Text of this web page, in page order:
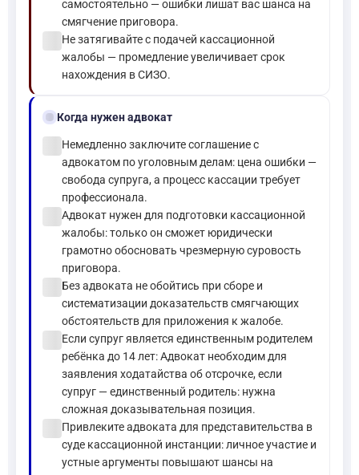
самостоятельно — ошибки лишат вас шанса на
смягчение приговора.
Не затягивайте с подачей кассационной
жалобы — промедление увеличивает срок
нахождения в СИЗО.
gavelКогда нужен адвокат
Немедленно заключите соглашение с
адвокатом по уголовным делам: цена ошибки —
свобода супруга, а процесс кассации требует
профессионала.
Адвокат нужен для подготовки кассационной
жалобы: только он сможет юридически
грамотно обосновать чрезмерную суровость
приговора.
Без адвоката не обойтись при сборе и
систематизации доказательств смягчающих
обстоятельств для приложения к жалобе.
Если супруг является единственным родителем
ребёнка до 14 лет: Адвокат необходим для
заявления ходатайства об отсрочке, если
супруг — единственный родитель: нужна
сложная доказывательная позиция.
Привлеките адвоката для представительства в
суде кассационной инстанции: личное участие и
устные аргументы повышают шансы на